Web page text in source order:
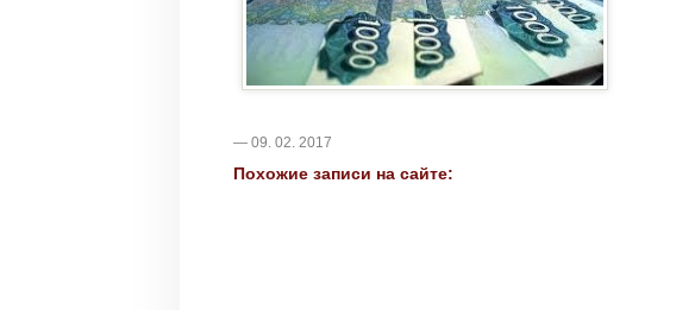
— 09. 02. 2017
Похожие записи на сайте: